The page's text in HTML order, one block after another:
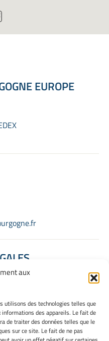
aux
utilisons des technologies telles que
des appareils. Le fait de
de traiter des données telles que le
sur ce site. Le fait de ne pas
EUROPE